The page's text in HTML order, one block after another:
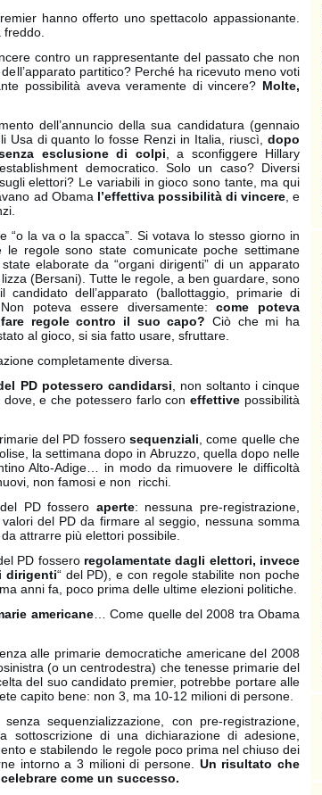
hanno offerto uno spettacolo appassionante.
contro un rappresentante del passato che non
partitico? Perché ha ricevuto meno voti
possibilità aveva veramente di vincere? Molte,
dell’annuncio della sua candidatura (gennaio
Usa di quanto lo fosse Renzi in Italia, riuscì, dopo
esclusione di colpi , a sconfiggere Hillary
democratico. Solo un caso? Diversi
elettori? Le variabili in gioco sono tante, ma qui
ad Obama l’effettiva possibilità di vincere, e
“o la va o la spacca”. Si votava lo stesso giorno in
regole sono state comunicate poche settimane
elaborate da “organi dirigenti” di un apparato
(Bersani). Tutte le regole, a ben guardare, sono
dell’apparato (ballottaggio, primarie di
poteva essere diversamente:come poteva
regole contro il suo capo? Ciò che mi ha
al gioco, si sia fatto usare, sfruttare.
completamente diversa.
PD potessero candidarsi , non soltanto i cinque
e che potessero farlo coneffettive possibilità
del PD fosserosequenziali , come quelle che
la settimana dopo in Abruzzo, quella dopo nelle
Alto-Adige… in modo da rimuovere le difficoltà
non famosi e non ricchi.
PD fossero aperte: nessuna pre-registrazione,
del PD da firmare al seggio, nessuna somma
attrarre più elettori possibile.
PD fossero regolamentate dagli elettori, invece
dirigenti“ del PD), e con regole stabilite non poche
anni fa, poco prima delle ultime elezioni politiche.
americane… Come quelle del 2008 tra Obama
alle primarie democratiche americane del 2008
(o un centrodestra) che tenesse primarie del
del suo candidato premier, potrebbe portare alle
capito bene: non 3, ma 10-12 milioni di persone.
sequenzializzazione, con pre-registrazione,
sottoscrizione di una dichiarazione di adesione,
e stabilendo le regole poco prima nel chiuso dei
intorno a 3 milioni di persone. Un risultato che
come un successo.